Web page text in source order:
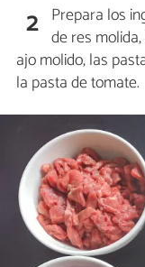
2 Prepara los
de res molida,
ajo molido, las
la pasta de tomate.